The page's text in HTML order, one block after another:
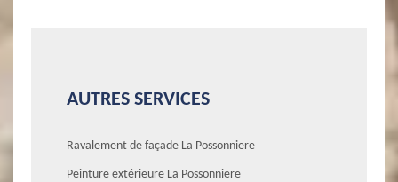
AUTRES SERVICES
Ravalement de façade La Possonniere
Peinture extérieure La Possonniere